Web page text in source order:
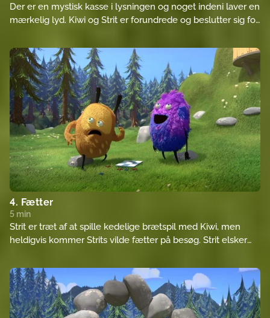
Der er en mystisk kasse i lysningen og noget indeni laver en
mærkelig lyd. Kiwi og Strit er forundrede og beslutter sig for
4. Fætter
5 min
Strit er træt af at spille kedelige brætspil med Kiwi, men
heldigvis kommer Strits vilde fætter på besøg. Strit elsker
og Strit bliver nødt til at redde Kiwi fra sin fætter. Efter alt
dette, vil Strit alligevel gerne spille brætspil med Kiwi.